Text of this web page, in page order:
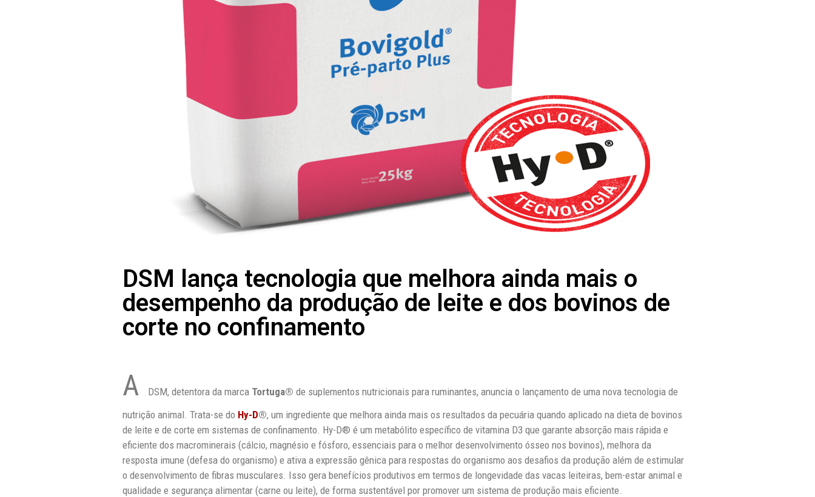
DSM lança tecnologia que melhora ainda mais o
desempenho da produção de leite e dos bovinos de
corte no confinamento
A DSM, detentora da marca Tortuga® de suplementos nutricionais para ruminantes, anuncia o lançamento de uma nova tecnologia de
nutrição animal. Trata-se do Hy-D®, um ingrediente que melhora ainda mais os resultados da pecuária quando aplicado na dieta de bovinos
de leite e de corte em sistemas de confinamento. Hy-D® é um metabólito específico de vitamina D3 que garante absorção mais rápida e
eficiente dos macrominerais (cálcio, magnésio e fósforo, essenciais para o melhor desenvolvimento ósseo nos bovinos), melhora da
resposta imune (defesa do organismo) e ativa a expressão gênica para respostas do organismo aos desafios da produção além de estimular
o desenvolvimento de fibras musculares. Isso gera benefícios produtivos em termos de longevidade das vacas leiteiras, bem-estar animal e
qualidade e segurança alimentar (carne ou leite), de forma sustentável por promover um sistema de produção mais eficiente.